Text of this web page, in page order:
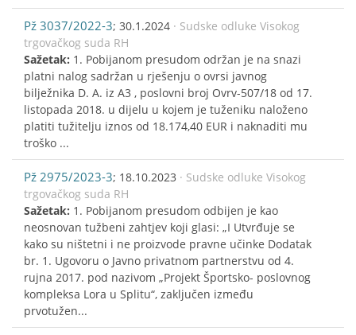
Pž 3037/2022-3; 30.1.2024 · Sudske odluke Visokog
trgovačkog suda RH
Sažetak: 1. Pobijanom presudom održan je na snazi
platni nalog sadržan u rješenju o ovrsi javnog
bilježnika D. A. iz A3 , poslovni broj Ovrv-507/18 od 17.
listopada 2018. u dijelu u kojem je tuženiku naloženo
platiti tužitelju iznos od 18.174,40 EUR i naknaditi mu
troško ...
Pž 2975/2023-3; 18.10.2023 · Sudske odluke Visokog
trgovačkog suda RH
Sažetak: 1. Pobijanom presudom odbijen je kao
neosnovan tužbeni zahtjev koji glasi: „I Utvrđuje se
kako su ništetni i ne proizvode pravne učinke Dodatak
br. 1. Ugovoru o Javno privatnom partnerstvu od 4.
rujna 2017. pod nazivom „Projekt Športsko- poslovnog
kompleksa Lora u Splitu“, zaključen između
prvotužen...